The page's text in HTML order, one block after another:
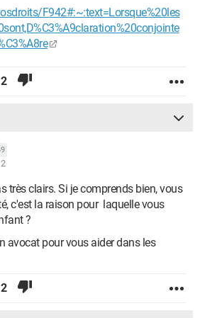
F942#:~:text=Lorsque%20les
2
très clairs. Si je comprends bien, vous
c'est la raison pour laquelle vous
?
avocat pour vous aider dans les
2